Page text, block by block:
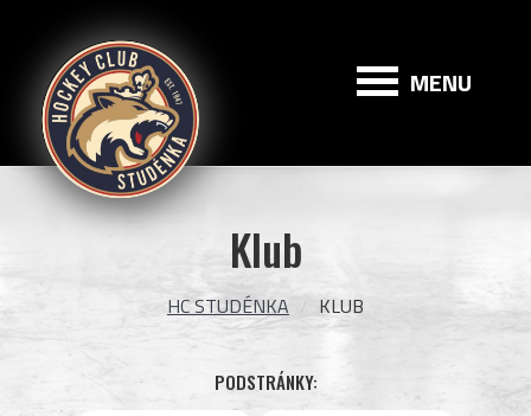
Studénka
MENU
Klub
HC STUDÉNKA KLUB
PODSTRÁNKY: